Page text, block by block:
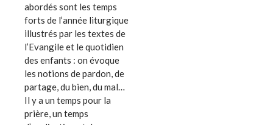
abordés sont les temps
forts de l’année liturgique
illustrés par les textes de
l’Evangile et le quotidien
des enfants : on évoque
les notions de pardon, de
partage, du bien, du mal…
Il y a un temps pour la
prière, un temps